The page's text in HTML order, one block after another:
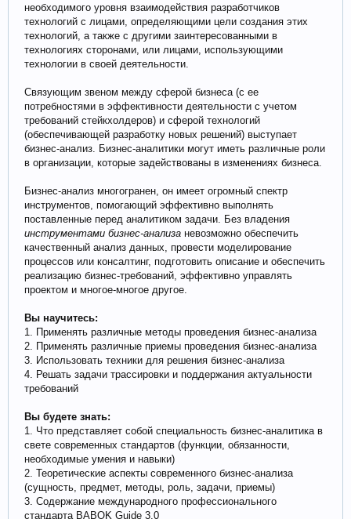
необходимого уровня взаимодействия разработчиков
технологий с лицами, определяющими цели создания этих
технологий, а также с другими заинтересованными в
технологиях сторонами, или лицами, использующими
технологии в своей деятельности.
Связующим звеном между сферой бизнеса (с ее
потребностями в эффективности деятельности с учетом
требований стейкхолдеров) и сферой технологий
(обеспечивающей разработку новых решений) выступает
бизнес-анализ. Бизнес-аналитики могут иметь различные роли
в организации, которые задействованы в изменениях бизнеса.
Бизнес-анализ многогранен, он имеет огромный спектр
инструментов, помогающий эффективно выполнять
поставленные перед аналитиком задачи. Без владения
инструментами бизнес-анализа невозможно обеспечить
качественный анализ данных, провести моделирование
процессов или консалтинг, подготовить описание и обеспечить
реализацию бизнес-требований, эффективно управлять
проектом и многое-многое другое.
Вы научитесь:
1. Применять различные методы проведения бизнес-анализа
2. Применять различные приемы проведения бизнес-анализа
3. Использовать техники для решения бизнес-анализа
4. Решать задачи трассировки и поддержания актуальности
требований
Вы будете знать:
1. Что представляет собой специальность бизнес-аналитика в
свете современных стандартов (функции, обязанности,
необходимые умения и навыки)
2. Теоретические аспекты современного бизнес-анализа
(сущность, предмет, методы, роль, задачи, приемы)
3. Содержание международного профессионального
стандарта BABOK Guide 3.0